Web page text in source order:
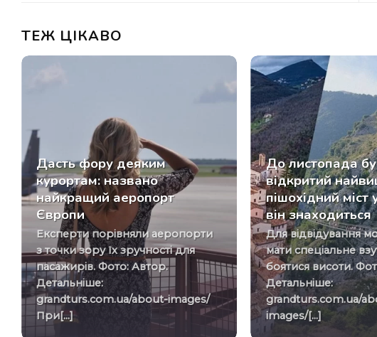
ТЕЖ ЦІКАВО
Дасть фору деяким
курортам: названо
найкращий аеропорт
Європи
Експерти порівняли аеропорти
з точки зору їх зручності для
пасажирів. Фото: Автор.
Детальніше:
grandturs.com.ua/about-images/
При[...]
До листопада
відкритий
пішохідний міст
він знаходиться
Для відвідування мосту треба
мати спеціальне
боятися висоти.
Детальніше:
grandturs.com.ua/
images/[...]